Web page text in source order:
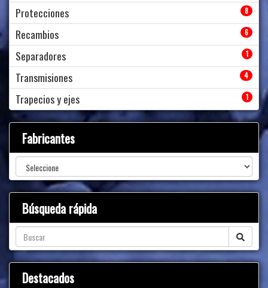
Protecciones 8
Recambios 6
Separadores 1
Transmisiones 4
Trapecios y ejes 1
Fabricantes
Búsqueda rápida
Destacados